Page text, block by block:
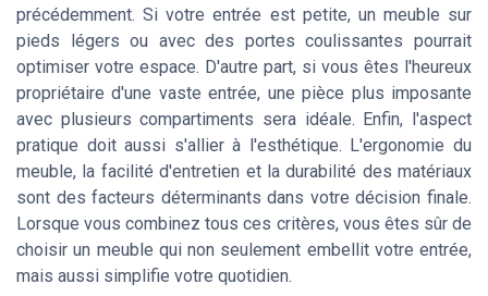
précédemment. Si votre entrée est petite, un meuble sur
pieds légers ou avec des portes coulissantes pourrait
optimiser votre espace. D'autre part, si vous êtes l'heureux
propriétaire d'une vaste entrée, une pièce plus imposante
avec plusieurs compartiments sera idéale. Enfin, l'aspect
pratique doit aussi s'allier à l'esthétique. L'ergonomie du
meuble, la facilité d'entretien et la durabilité des matériaux
sont des facteurs déterminants dans votre décision finale.
Lorsque vous combinez tous ces critères, vous êtes sûr de
choisir un meuble qui non seulement embellit votre entrée,
mais aussi simplifie votre quotidien.